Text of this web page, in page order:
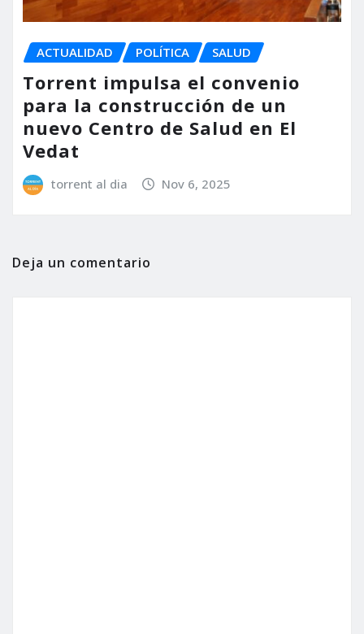
ACTUALIDAD POLÍTICA SALUD
Torrent impulsa el convenio
para la construcción de un
nuevo Centro de Salud en El
Vedat
torrent al dia Nov 6, 2025
Deja un comentario